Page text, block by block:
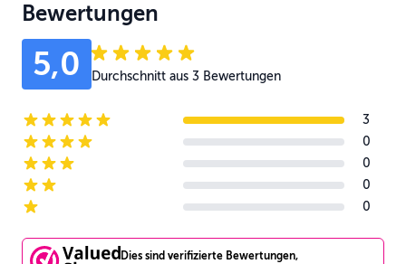
Bewertungen
5,0 Durchschnitt aus 3 Bewertungen
5-star reviews
3
4-star reviews
0
3-star reviews
0
2-star reviews
0
1-star reviews
0
Dies sind verifizierte Bewertungen,